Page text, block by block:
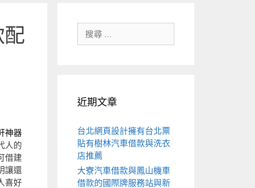
神器
人的
借建
讓還
喜好
近期文章
台北網頁設計擁有台北票
貼有樹林汽車借款與洗衣
店推薦
大寮汽車借款與鳳山機車
借款的國際牌服務站與新